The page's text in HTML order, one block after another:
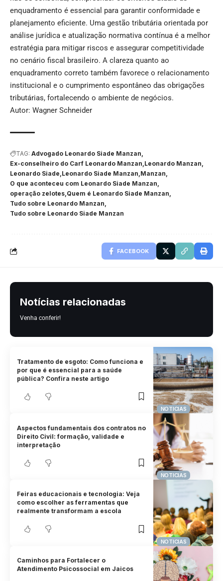
enquadramento é essencial para garantir conformidade e
planejamento eficiente. Uma gestão tributária orientada por
análise jurídica e atualização normativa contínua é a melhor
estratégia para mitigar riscos e assegurar competitividade
no cenário fiscal brasileiro. A clareza quanto ao
enquadramento correto também favorece o relacionamento
institucional e o cumprimento espontâneo das obrigações
tributárias, fortalecendo o ambiente de negócios.
Autor: Wagner Schneider
TAG: Advogado Leonardo Siade Manzan
Ex-conselheiro do Carf Leonardo Manzan Leonardo Manzan
Leonardo Siade Leonardo Siade Manzan Manzan
O que aconteceu com Leonardo Siade Manzan
operação zelotes Quem é Leonardo Siade Manzan
Tudo sobre Leonardo Manzan
Tudo sobre Leonardo Siade Manzan
FACEBOOK
Notícias relacionadas
Venha conferir!
NOTICIAS
Tratamento de esgoto: Como funciona e
por que é essencial para a saúde
pública? Confira neste artigo
NOTICIAS
Aspectos fundamentais dos contratos no
Direito Civil: formação, validade e
interpretação
NOTICIAS
Feiras educacionais e tecnologia: Veja
como escolher as ferramentas que
realmente transformam a escola
Caminhos para Fortalecer o
Atendimento Psicossocial em Jaicos